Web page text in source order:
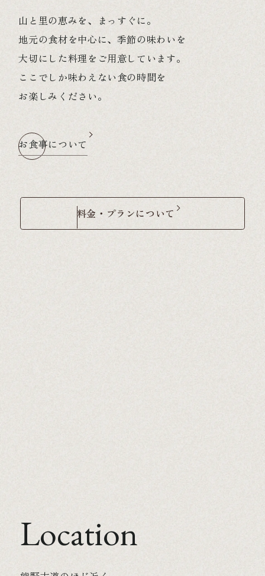
山と里の恵みを、まっすぐに。
地元の食材を中心に、季節の味わいを
大切にした料理をご用意しています。
ここでしか味わえない食の時間を
お楽しみください。
お食事について
料金・プランについて
Location